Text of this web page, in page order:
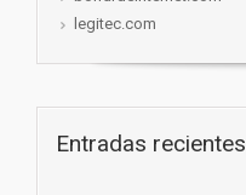
legitec.com
Entradas recientes